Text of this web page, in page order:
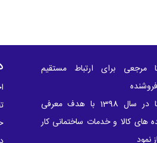
مرجعی برای ارتباط مستقیم
ساختمانیکا در سال 1398 با هدف معرفی
های کالا و خدمات ساختمانی کار
نمود